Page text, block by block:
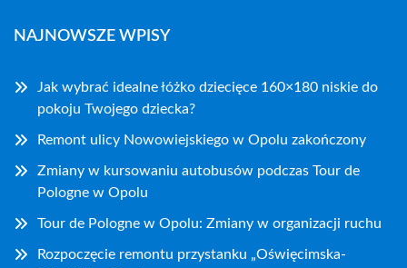
NAJNOWSZE WPISY
Jak wybrać idealne łóżko dziecięce 160×180 niskie do
pokoju Twojego dziecka?
Remont ulicy Nowowiejskiego w Opolu zakończony
Zmiany w kursowaniu autobusów podczas Tour de
Pologne w Opolu
Tour de Pologne w Opolu: Zmiany w organizacji ruchu
Rozpoczęcie remontu przystanku „Oświęcimska-